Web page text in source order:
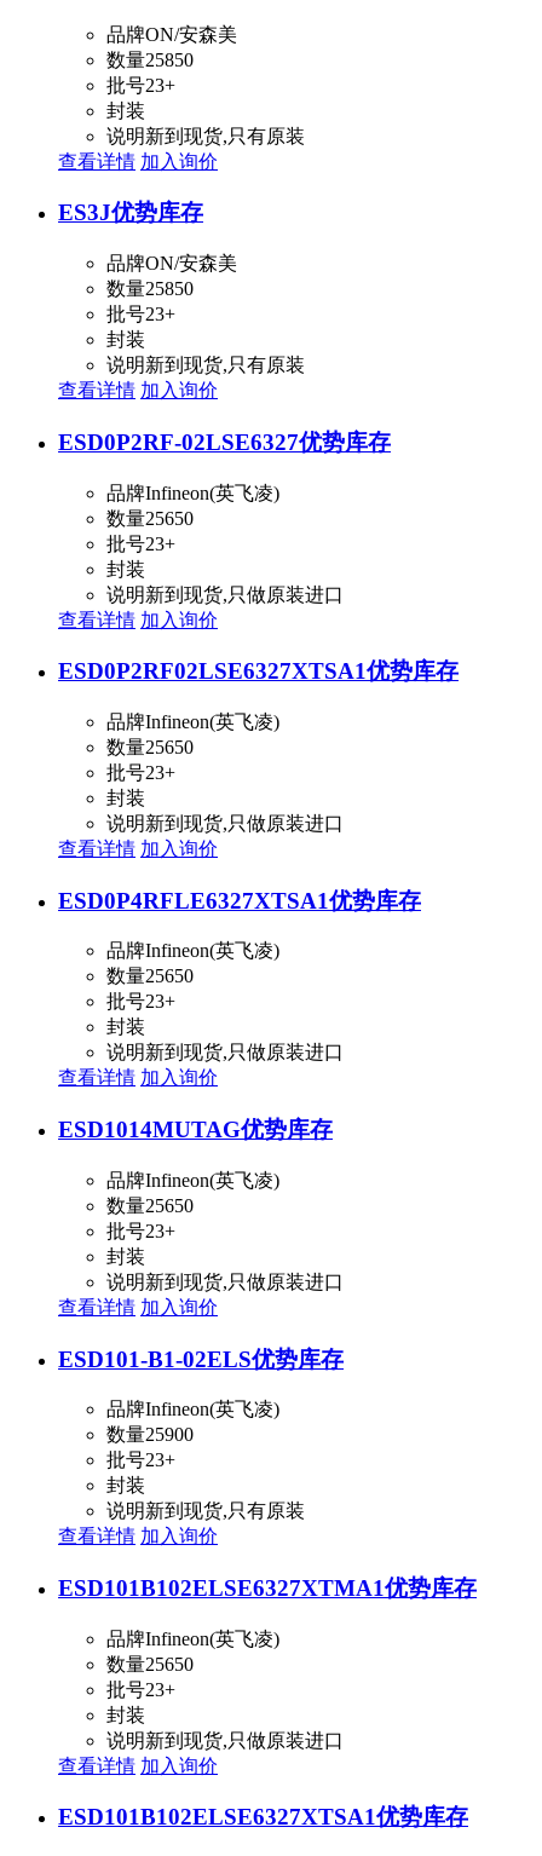
品牌ON/安森美
数量25850
批号23+
封装
说明新到现货,只有原装
查看详情 加入询价
ES3J优势库存
品牌ON/安森美
数量25850
批号23+
封装
说明新到现货,只有原装
查看详情 加入询价
ESD0P2RF-02LSE6327优势库存
品牌Infineon(英飞凌)
数量25650
批号23+
封装
说明新到现货,只做原装进口
查看详情 加入询价
ESD0P2RF02LSE6327XTSA1优势库存
品牌Infineon(英飞凌)
数量25650
批号23+
封装
说明新到现货,只做原装进口
查看详情 加入询价
ESD0P4RFLE6327XTSA1优势库存
品牌Infineon(英飞凌)
数量25650
批号23+
封装
说明新到现货,只做原装进口
查看详情 加入询价
ESD1014MUTAG优势库存
品牌Infineon(英飞凌)
数量25650
批号23+
封装
说明新到现货,只做原装进口
查看详情 加入询价
ESD101-B1-02ELS优势库存
品牌Infineon(英飞凌)
数量25900
批号23+
封装
说明新到现货,只有原装
查看详情 加入询价
ESD101B102ELSE6327XTMA1优势库存
品牌Infineon(英飞凌)
数量25650
批号23+
封装
说明新到现货,只做原装进口
查看详情 加入询价
ESD101B102ELSE6327XTSA1优势库存